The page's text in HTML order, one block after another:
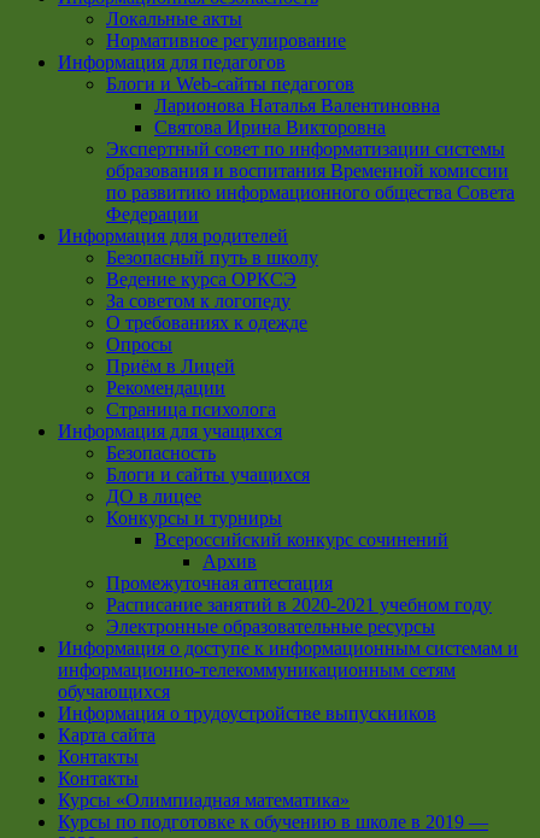
Локальные акты
Нормативное регулирование
Информация для педагогов
Блоги и Web-сайты педагогов
Ларионова Наталья Валентиновна
Святова Ирина Викторовна
Экспертный совет по информатизации системы
образования и воспитания Временной комиссии
по развитию информационного общества Совета
Федерации
Информация для родителей
Безопасный путь в школу
Ведение курса ОРКСЭ
За советом к логопеду
О требованиях к одежде
Опросы
Приём в Лицей
Рекомендации
Страница психолога
Информация для учащихся
Безопасность
Блоги и сайты учащихся
ДО в лицее
Конкурсы и турниры
Всероссийский конкурс сочинений
Архив
Промежуточная аттестация
Расписание занятий в 2020-2021 учебном году
Электронные образовательные ресурсы
Информация о доступе к информационным системам и
информационно-телекоммуникационным сетям
обучающихся
Информация о трудоустройстве выпускников
Карта сайта
Контакты
Контакты
Курсы «Олимпиадная математика»
Курсы по подготовке к обучению в школе в 2019 —